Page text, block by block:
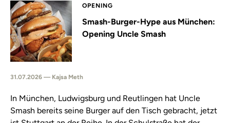
OPENING
Smash-Burger-Hype aus München:
Opening Uncle Smash
31.07.2026 — Kajsa Meth
In München, Ludwigsburg und Reutlingen hat Uncle
Smash bereits seine Burger auf den Tisch gebracht, jetzt